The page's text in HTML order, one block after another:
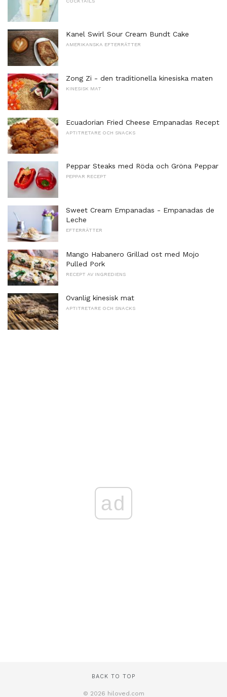
Kanel Swirl Sour Cream Bundt Cake
AMERIKANSKA EFTERRÄTTER
Zong Zi - den traditionella kinesiska maten
KINESISK MAT
Ecuadorian Fried Cheese Empanadas Recept
APTITRETARE OCH SNACKS
Peppar Steaks med Röda och Gröna Peppar
PEPPAR RECEPT
Sweet Cream Empanadas - Empanadas de
Leche
EFTERRÄTTER
Mango Habanero Grillad ost med Mojo
Pulled Pork
RECEPT AV INGREDIENS
Ovanlig kinesisk mat
APTITRETARE OCH SNACKS
ad
BACK TO TOP
© 2026 hiloved.com